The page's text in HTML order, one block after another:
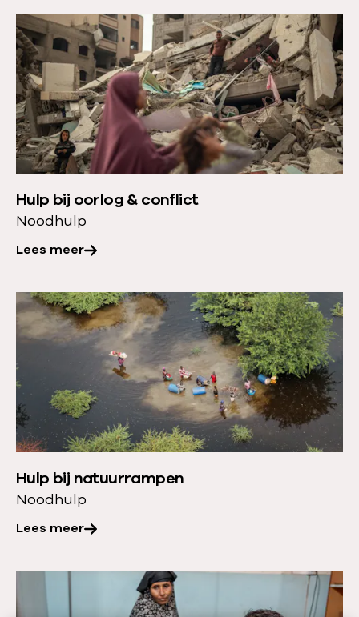
e
s
m
e
e
r
Hulp bij oorlog & conflict
Noodhulp
Lees meer
L
e
e
s
m
e
e
o
v
e
:
H
u
l
p
b
i
j
o
o
&
Hulp bij natuurrampen
Noodhulp
Lees meer
L
e
e
s
m
e
e
o
v
e
:
He